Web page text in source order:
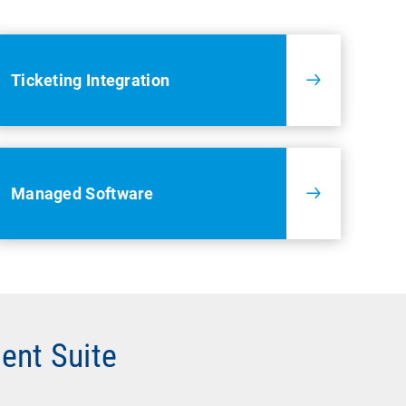
Ticketing Integration
Managed Software
Suite
Hardware,